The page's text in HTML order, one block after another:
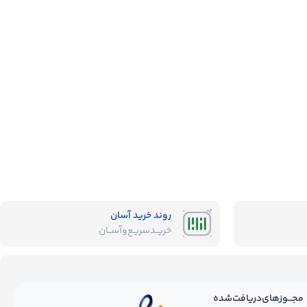
روند خرید آسان
خریــد‌سریـع‌و‌آســان
مجـــوز‌های‌دریافت‌شده